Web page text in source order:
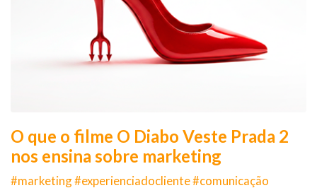
O que o filme O Diabo Veste Prada 2
nos ensina sobre marketing
#marketing #experienciadocliente #comunicação